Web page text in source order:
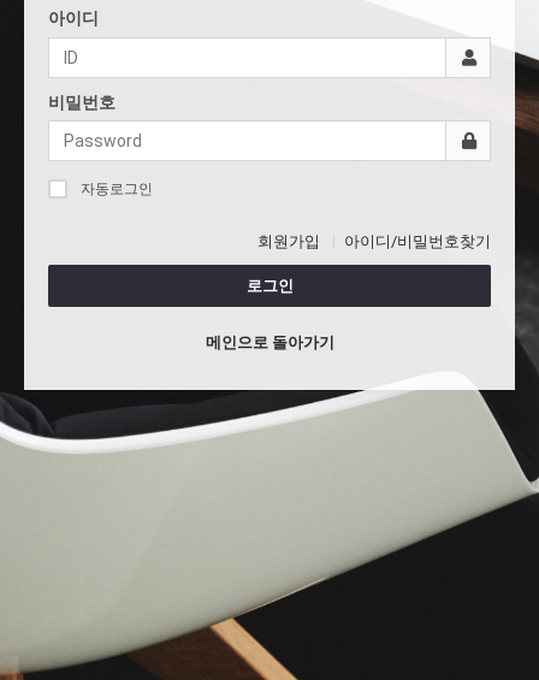
아이디
비밀번호
자동로그인
회원가입 아이디/비밀번호찾기
로그인
메인으로 돌아가기